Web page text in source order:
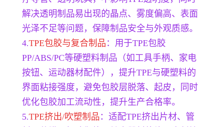
解决透明制品易出现的晶点、雾度偏高、表面
光泽不足等问题，保障制品安全与外观质感。
4.TPE包胶与复合制品 ：用于TPE包胶
PP/ABS/PC等硬塑料制品（如工具手柄、家电
按钮、运动器材配件），提升TPE与硬塑料的
界面粘接强度，避免包胶层脱落、起皮，同时
优化包胶加工流动性，提升生产合格率。
5.TPE挤出/吹塑制品 ：适配TPE挤出片材、管